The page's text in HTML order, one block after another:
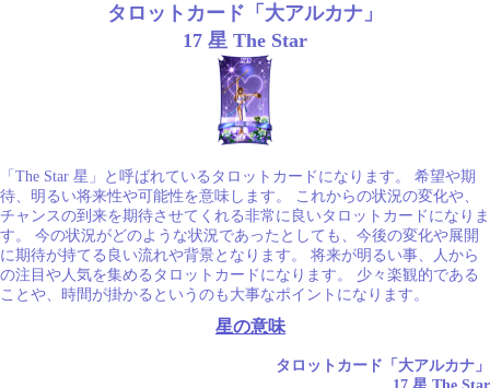
タロットカード「大アルカナ」
17 星 The Star
「The Star 星」と呼ばれているタロットカードになります。 希望や期
待、明るい将来性や可能性を意味します。 これからの状況の変化や、
チャンスの到来を期待させてくれる非常に良いタロットカードになりま
す。 今の状況がどのような状況であったとしても、今後の変化や展開
に期待が持てる良い流れや背景となります。 将来が明るい事、人から
の注目や人気を集めるタロットカードになります。 少々楽観的である
ことや、時間が掛かるというのも大事なポイントになります。
星の意味
タロットカード「大アルカナ」